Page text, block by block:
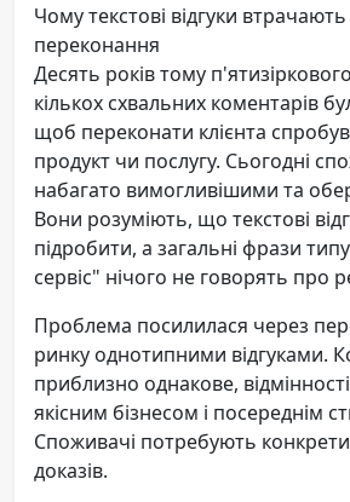
Чому текстові відгуки
переконання
Десять років тому
кількох схвальних коментарів
щоб переконати клієнта
продукт чи послугу. Сьогодні
набагато вимогливішими та
Вони розуміють, що текстові
підробити, а загальні фрази
сервіс" нічого не говорять про
Проблема посилилася через
ринку однотипними відгуками.
приблизно однакове,
якісним бізнесом і посереднім
Споживачі потребують
доказів.